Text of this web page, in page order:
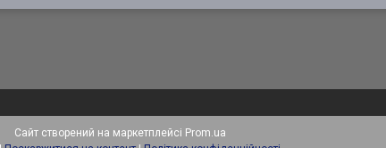
Сайт створений на маркетплейсі Prom.ua